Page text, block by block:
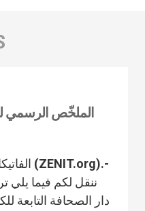
الملخّص الرسمي
ننقل لكم فيما يلي
دار الصحافة